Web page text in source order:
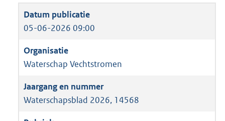
05-06-2026 09:00
Waterschap Vechtstromen
Waterschapsblad 2026, 14568